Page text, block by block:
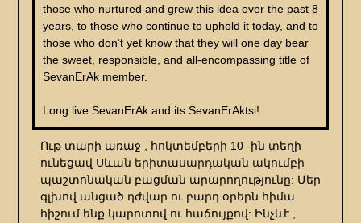
those who nurtured and grew this idea over the past 8
years, to those who continue to uphold it today, and to
those who don’t yet know that they will one day bear
the sweet, responsible, and all-encompassing title of
SevanErAk member.
Long live SevanErAk and its SevanErAktsi!
Ութ տարի առաջ , հոկտեմբերի 10 -ին տեղի
ունեցավ Սևան երիտասարդական ակումբի
պաշտոնական բացման արարողությունը: Մեր
գլխով անցած դժվար ու բարդ օրերն հիմա
հիշում ենք կարոտով ու հաճույքով: Ինչևէ ,